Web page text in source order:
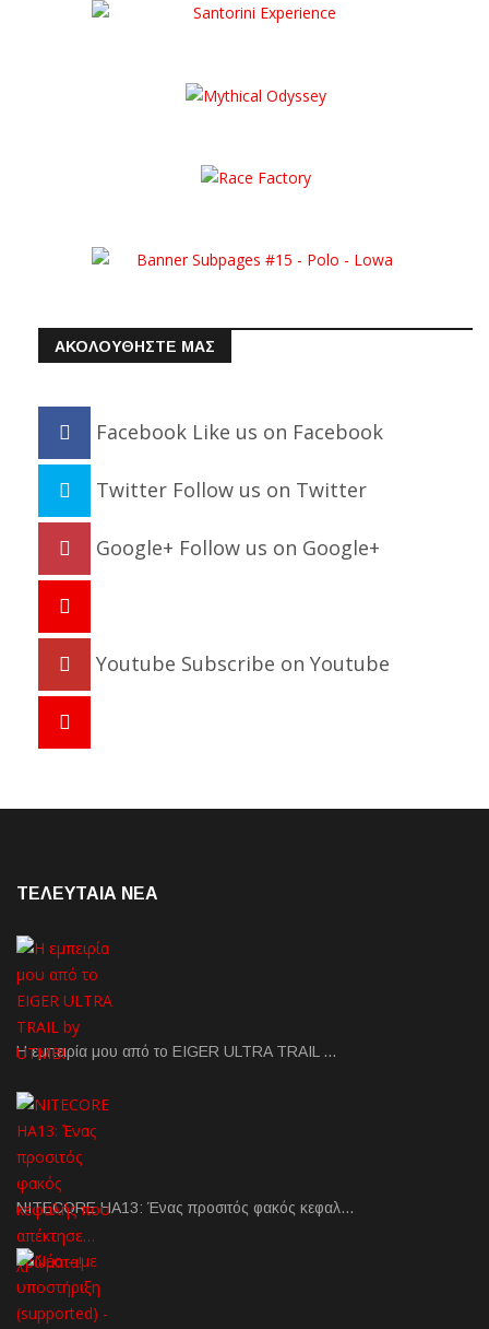
ΑΚΟΛΟΥΘΗΣΤΕ ΜΑΣ
Facebook Like us on Facebook
Twitter Follow us on Twitter
Google+ Follow us on Google+
Youtube Subscribe on Youtube
ΤΕΛΕΥΤΑΙΑ NEA
Η εμπειρία μου από το EIGER ULTRA TRAIL …
NITECORE HA13: Ένας προσιτός φακός κεφαλ…